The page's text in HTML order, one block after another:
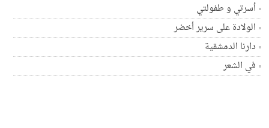
أسرتي و طفولتي
الولادة على سرير أخضر
دارنا الدمشقية
في الشعر